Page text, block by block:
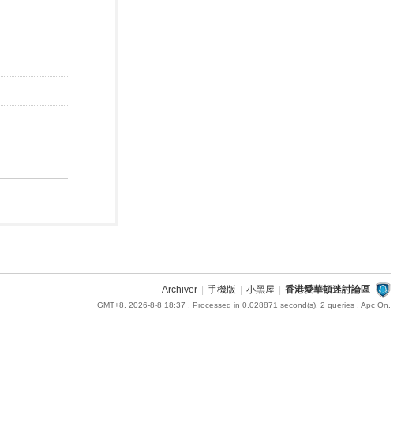
Archiver 手機版 小黑屋 香港愛華頓迷討論區
GMT+8, 2026-8-8 18:37 , Processed in 0.028871 second(s), 2 queries , Apc On.